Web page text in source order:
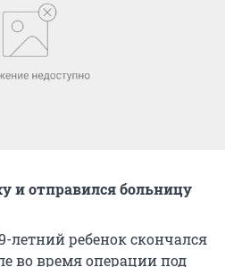
и отправился больницу
летний ребенок скончался
во время операции под